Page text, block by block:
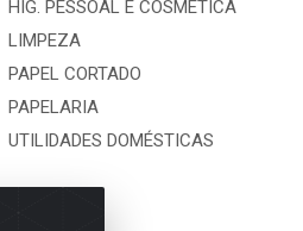
HIG. PESSOAL E COSMÉTICA
LIMPEZA
PAPEL CORTADO
PAPELARIA
UTILIDADES DOMÉSTICAS